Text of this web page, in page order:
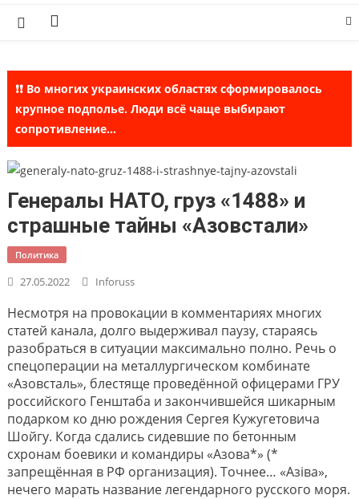
❗❗ Во многих украинских областях сформировалось
крупное подполье. Люди всё чаще выбирают
сопротивление...
Генералы НАТО, груз «1488» и
страшные тайны «Азовстали»
Политика
27.05.2022 Inforuss
Несмотря на провокации в комментариях многих
статей канала, долго выдерживал паузу, стараясь
разобраться в ситуации максимально полно. Речь о
спецоперации на металлургическом комбинате
«Азовсталь», блестяще проведённой офицерами ГРУ
российского Генштаба и закончившейся шикарным
подарком ко дню рождения Сергея Кужугетовича
Шойгу. Когда сдались сидевшие по бетонным
схронам боевики и командиры «Азова*» (*
запрещённая в РФ организация). Точнее… «Азiва»,
нечего марать название легендарного русского моря.